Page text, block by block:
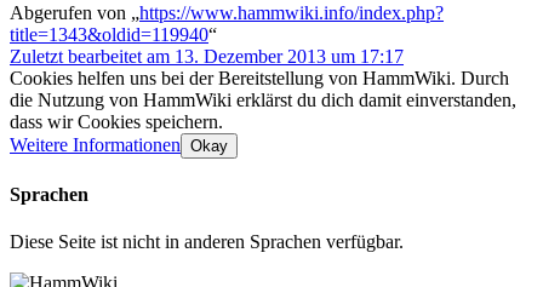
Abgerufen von „https://www.hammwiki.info/index.php?
title=1343&oldid=119940“
Zuletzt bearbeitet am 13. Dezember 2013 um 17:17
Cookies helfen uns bei der Bereitstellung von HammWiki. Durch
die Nutzung von HammWiki erklärst du dich damit einverstanden,
dass wir Cookies speichern.
Weitere Informationen Okay
Sprachen
Diese Seite ist nicht in anderen Sprachen verfügbar.